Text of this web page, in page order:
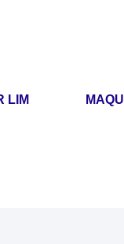
LIM